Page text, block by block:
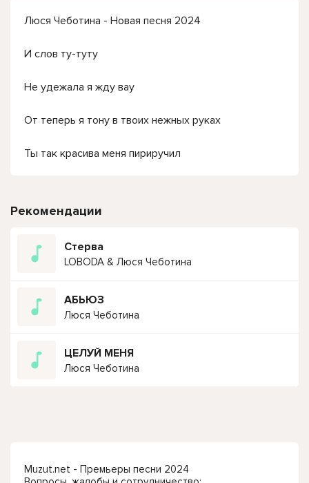
Люся Чеботина - Новая песня 2024
И слов ту-туту
Не удежала я жду вау
От теперь я тону в твоих нежных руках
Ты так красива меня пириручил
Рекомендации
Стерва
LOBODA & Люся Чеботина
АБЬЮЗ
Люся Чеботина
ЦЕЛУЙ МЕНЯ
Люся Чеботина
Muzut.net - Премьеры песни 2024